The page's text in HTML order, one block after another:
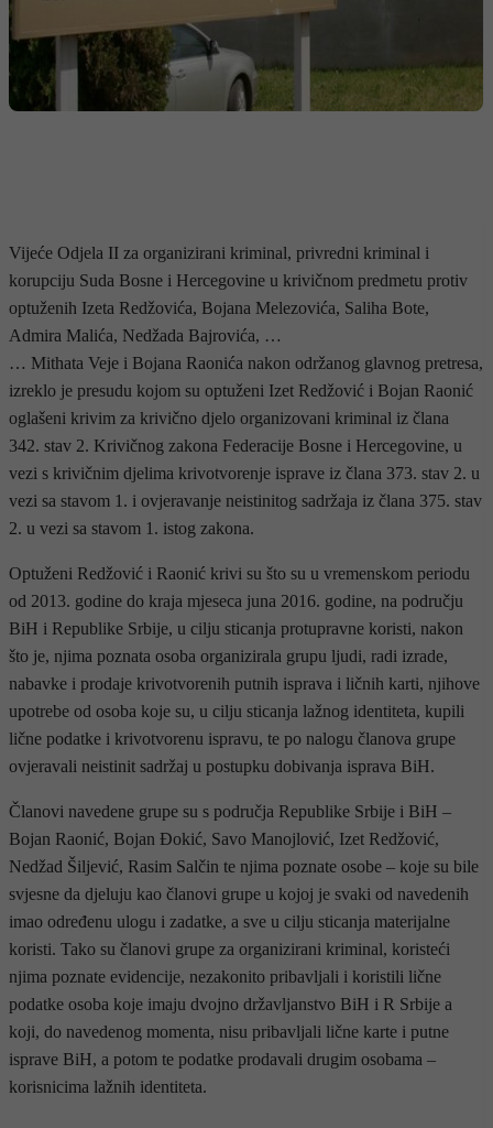
Vijeće Odjela II za organizirani kriminal, privredni kriminal i
korupciju Suda Bosne i Hercegovine u krivičnom predmetu protiv
optuženih Izeta Redžovića, Bojana Melezovića, Saliha Bote,
Admira Malića, Nedžada Bajrovića, …
… Mithata Veje i Bojana Raonića nakon održanog glavnog pretresa,
izreklo je presudu kojom su optuženi Izet Redžović i Bojan Raonić
oglašeni krivim za krivično djelo organizovani kriminal iz člana
342. stav 2. Krivičnog zakona Federacije Bosne i Hercegovine, u
vezi s krivičnim djelima krivotvorenje isprave iz člana 373. stav 2. u
vezi sa stavom 1. i ovjeravanje neistinitog sadržaja iz člana 375. stav
2. u vezi sa stavom 1. istog zakona.
Optuženi Redžović i Raonić krivi su što su u vremenskom periodu
od 2013. godine do kraja mjeseca juna 2016. godine, na području
BiH i Republike Srbije, u cilju sticanja protupravne koristi, nakon
što je, njima poznata osoba organizirala grupu ljudi, radi izrade,
nabavke i prodaje krivotvorenih putnih isprava i ličnih karti, njihove
upotrebe od osoba koje su, u cilju sticanja lažnog identiteta, kupili
lične podatke i krivotvorenu ispravu, te po nalogu članova grupe
ovjeravali neistinit sadržaj u postupku dobivanja isprava BiH.
Članovi navedene grupe su s područja Republike Srbije i BiH –
Bojan Raonić, Bojan Đokić, Savo Manojlović, Izet Redžović,
Nedžad Šiljević, Rasim Salčin te njima poznate osobe – koje su bile
svjesne da djeluju kao članovi grupe u kojoj je svaki od navedenih
imao određenu ulogu i zadatke, a sve u cilju sticanja materijalne
koristi. Tako su članovi grupe za organizirani kriminal, koristeći
njima poznate evidencije, nezakonito pribavljali i koristili lične
podatke osoba koje imaju dvojno državljanstvo BiH i R Srbije a
koji, do navedenog momenta, nisu pribavljali lične karte i putne
isprave BiH, a potom te podatke prodavali drugim osobama –
korisnicima lažnih identiteta.